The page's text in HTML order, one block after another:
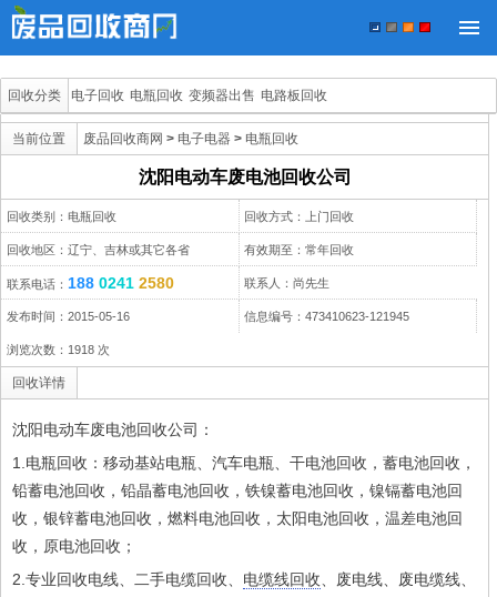
回收分类 电子回收 电瓶回收 变频器出售 电路板回收
当前位置 废品回收商网 > 电子电器 > 电瓶回收
沈阳电动车废电池回收公司
回收类别：电瓶回收 回收方式：上门回收
回收地区：辽宁、吉林或其它各省 有效期至：常年回收
联系电话： 188 0241 2580 联系人：尚先生
发布时间：2015-05-16 信息编号：473410623-121945
浏览次数： 1918 次
回收详情
沈阳电动车废电池回收公司：
1.电瓶回收：移动基站电瓶、汽车电瓶、干电池回收，蓄电池回收，
铅蓄电池回收，铅晶蓄电池回收，铁镍蓄电池回收，镍镉蓄电池回
收，银锌蓄电池回收，燃料电池回收，太阳电池回收，温差电池回
收，原电池回收；
2.专业回收电线、二手电缆回收、 电缆线回收 、废电线、废电缆线、